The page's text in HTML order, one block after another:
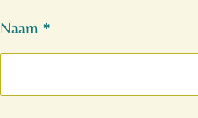
Naam *